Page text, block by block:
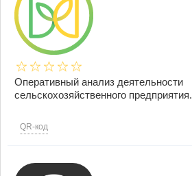
Оперативный анализ деятельности
сельскохозяйственного предприятия.
QR-код